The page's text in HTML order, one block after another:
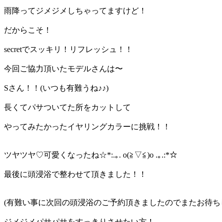
雨降ってジメジメしちゃってますけど！
だからこそ！
secretでスッキリ！リフレッシュ！！
今回ご協力頂いたモデルさんは〜
Sさん！！(いつも有難うね♪♪)
長くてパサついてた所をカットして
やってみたかったイヤリングカラーに挑戦！！
ツヤツヤ♡可愛くなったね☆*:.｡. o(≧▽≦)o .｡.:*☆
最後に頭浸浴で整わせて頂きました！！
(有難い事に次回の頭浸浴のご予約頂きましたのでまたお待